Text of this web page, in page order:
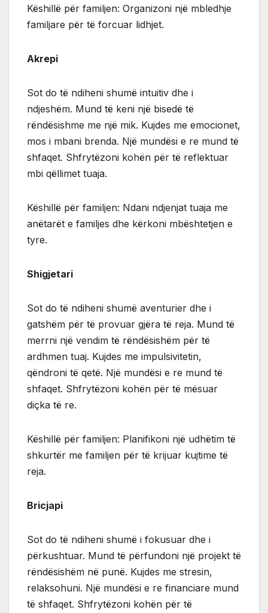
Këshillë për familjen: Organizoni një mbledhje
familjare për të forcuar lidhjet.
Akrepi
Sot do të ndiheni shumë intuitiv dhe i
ndjeshëm. Mund të keni një bisedë të
rëndësishme me një mik. Kujdes me emocionet,
mos i mbani brenda. Një mundësi e re mund të
shfaqet. Shfrytëzoni kohën për të reflektuar
mbi qëllimet tuaja.
Këshillë për familjen: Ndani ndjenjat tuaja me
anëtarët e familjes dhe kërkoni mbështetjen e
tyre.
Shigjetari
Sot do të ndiheni shumë aventurier dhe i
gatshëm për të provuar gjëra të reja. Mund të
merrni një vendim të rëndësishëm për të
ardhmen tuaj. Kujdes me impulsivitetin,
qëndroni të qetë. Një mundësi e re mund të
shfaqet. Shfrytëzoni kohën për të mësuar
diçka të re.
Këshillë për familjen: Planifikoni një udhëtim të
shkurtër me familjen për të krijuar kujtime të
reja.
Bricjapi
Sot do të ndiheni shumë i fokusuar dhe i
përkushtuar. Mund të përfundoni një projekt të
rëndësishëm në punë. Kujdes me stresin,
relaksohuni. Një mundësi e re financiare mund
të shfaqet. Shfrytëzoni kohën për të